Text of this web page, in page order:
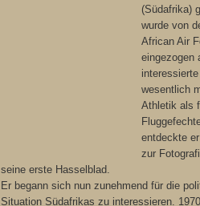
(Südafrika)
wurde von
African Air
eingezogen
wesentlich
Athletik als
entdeckte
zur
seine erste Hasselblad.
Er begann sich nun zunehmend für die
Situation Südafrikas zu interessieren.